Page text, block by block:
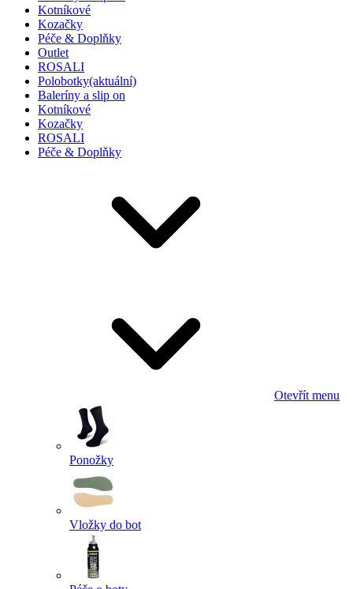
Kotníkové
Kozačky
Péče & Doplňky
Outlet
ROSALI
Polobotky(aktuální)
Baleríny a slip on
Kotníkové
Kozačky
ROSALI
Péče & Doplňky
Otevřít menu
Ponožky
Vložky do bot